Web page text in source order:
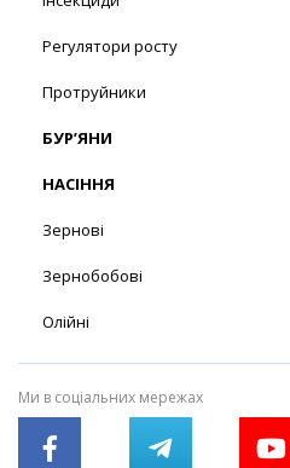
Регулятори росту
Протруйники
БУР’ЯНИ
НАСІННЯ
Зернові
Зернобобові
Олійні
Ми в соціальних мережах